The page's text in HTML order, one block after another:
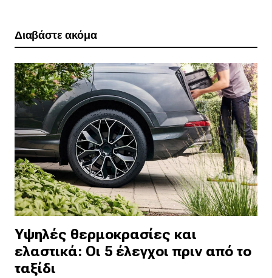
Διαβάστε ακόμα
Yψηλές θερμοκρασίες και
ελαστικά: Οι 5 έλεγχοι πριν από το
ταξίδι